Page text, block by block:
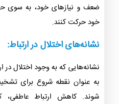
ضعف و نیازهای خود، به سوی
خود حرکت کنند.
نشانه‌های اختلال در ارتباط:
نشانه‌هایی که به وجود اختلال در
به عنوان نقطه شروع برای
شوند. کاهش ارتباط